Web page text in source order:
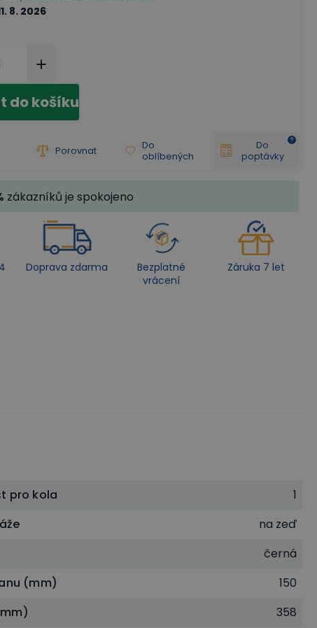
8. 2026
do košíku
Porovnat
Do
oblíbených
Do
poptávky
zákazníků je spokojeno
Doprava zdarma
Bezplatné
vrácení
Záruka 7 let
pro kola
1
na zeď
černá
(mm)
150
358